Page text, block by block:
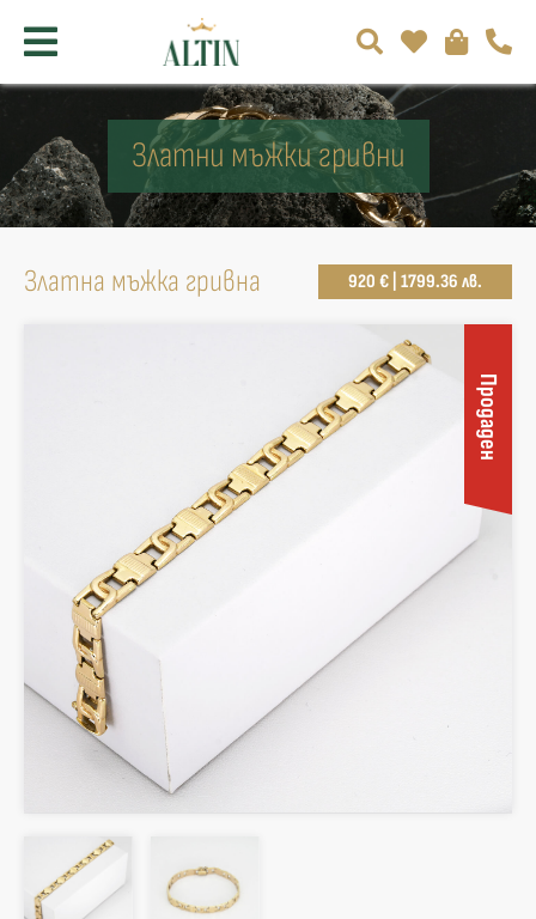
Златни мъжки гривни
Златна мъжка гривна 920 € | 1799.36 лв.
Продаден